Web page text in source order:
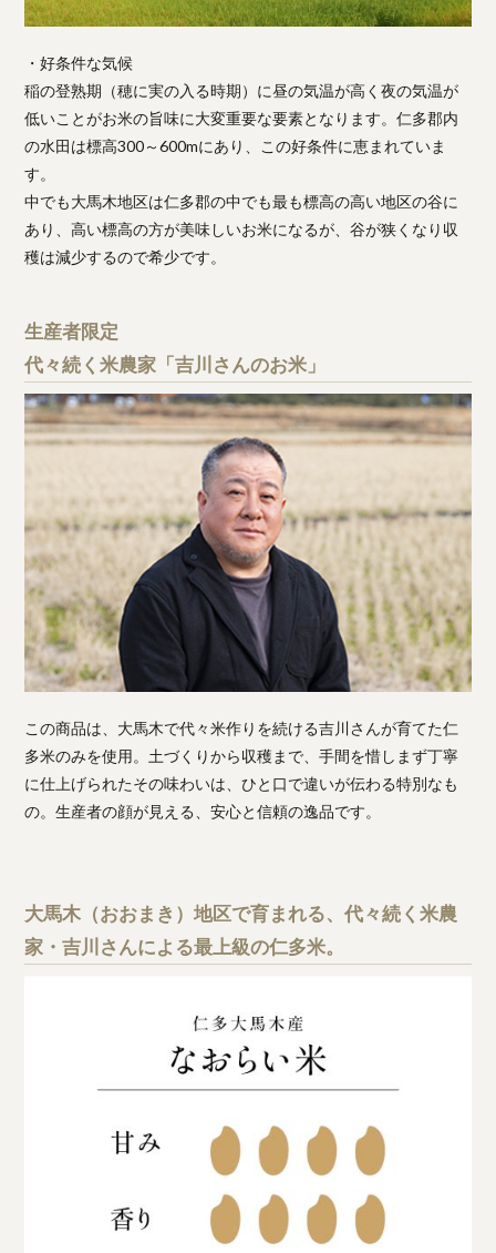
・好条件な気候
稲の登熟期（穂に実の入る時期）に昼の気温が高く夜の気温が
低いことがお米の旨味に大変重要な要素となります。仁多郡内
の水田は標高300～600mにあり、この好条件に恵まれていま
す。
中でも大馬木地区は仁多郡の中でも最も標高の高い地区の谷に
あり、高い標高の方が美味しいお米になるが、谷が狭くなり収
穫は減少するので希少です。
生産者限定
代々続く米農家「吉川さんのお米」
この商品は、大馬木で代々米作りを続ける吉川さんが育てた仁
多米のみを使用。土づくりから収穫まで、手間を惜しまず丁寧
に仕上げられたその味わいは、ひと口で違いが伝わる特別なも
の。生産者の顔が見える、安心と信頼の逸品です。
大馬木（おおまき）地区で育まれる、代々続く米農
家・吉川さんによる最上級の仁多米。